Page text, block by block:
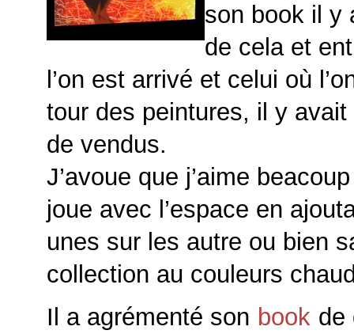
son book il y
de cela et
l’on est arrivé et celui où
tour des peintures, il y
de vendus.
J’avoue que j’aime
joue avec l’espace en
unes sur les autre ou bien
collection au couleurs
Il a agrémenté son book de